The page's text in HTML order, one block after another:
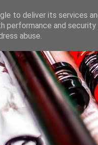
to deliver its services
performance and
abuse.